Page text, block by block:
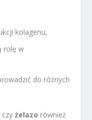
kolagenu,
rolę w
do różnych
czyżelazo również